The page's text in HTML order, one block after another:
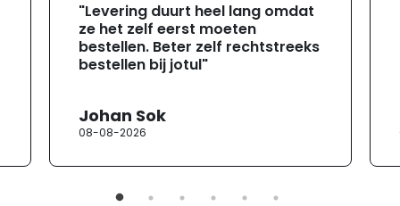
"Levering duurt heel lang omdat
ze het zelf eerst moeten
bestellen. Beter zelf rechtstreeks
bestellen bij jotul"
Johan Sok
08-08-2026